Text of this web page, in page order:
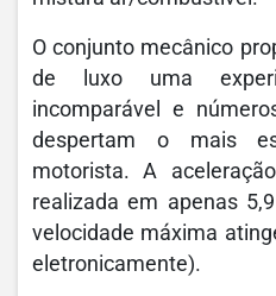
O conjunto mecânico
de luxo uma
incomparável e
despertam o mais
motorista. A
realizada em apenas
velocidade máxima
eletronicamente).